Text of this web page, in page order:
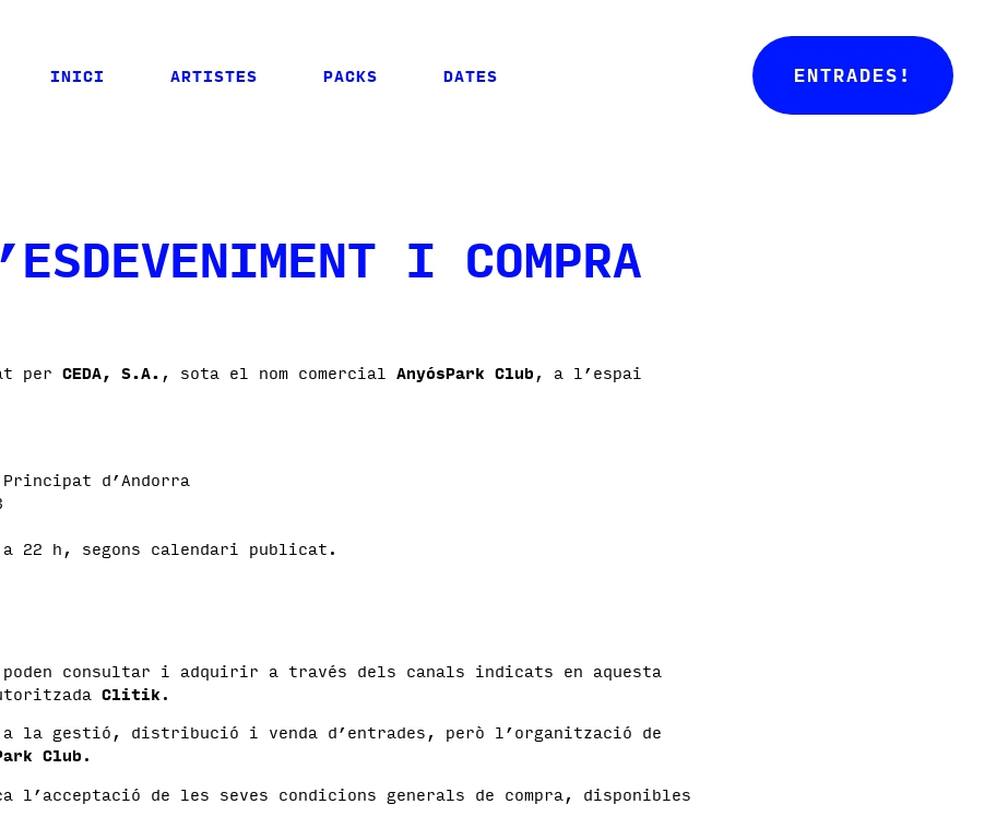
INICI ARTISTES PACKS DATES ENTRADES!
I COMPRA
per CEDA, S.A. , sota el nom comercial AnyósPark Club, a l’espai
d’Andorra
22 h, segons calendari publicat.
consultar i adquirir a través dels canals indicats en aquesta
Clitik.
la gestió, distribució i venda d’entrades, però l’organització de
Club.
de les seves condicions generals de compra, disponibles